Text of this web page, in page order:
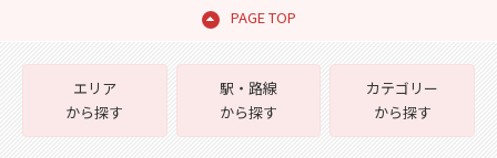
PAGE TOP
エリア
から探す
駅・路線
から探す
カテゴリー
から探す